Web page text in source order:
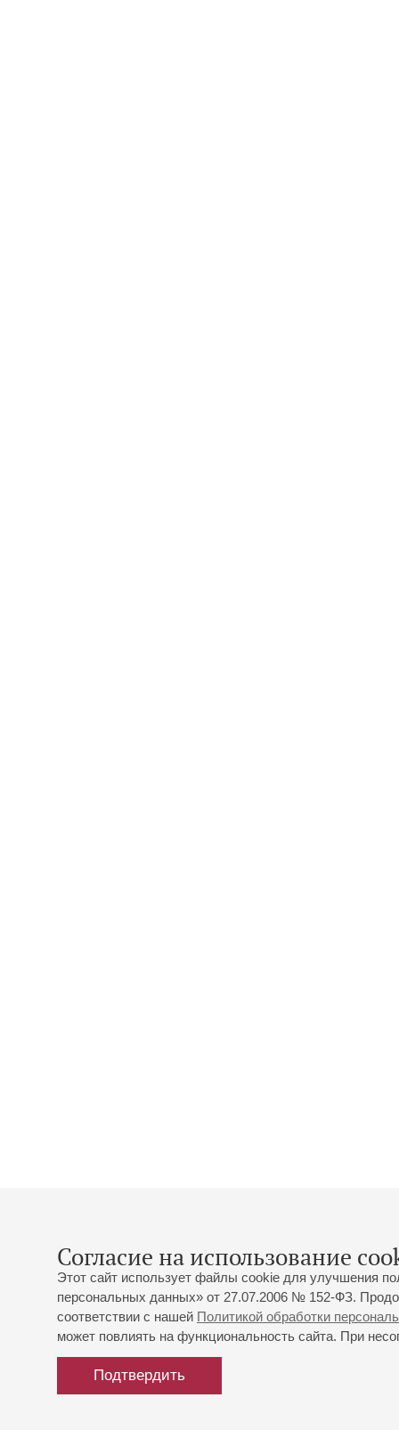
Согласие на использование
Этот сайт использует файлы cookie для улучшения
персональных данных» от 27.07.2006 № 152-ФЗ.
соответствии с нашей Политикой обработки
может повлиять на функциональность сайта. При
Подтвердить